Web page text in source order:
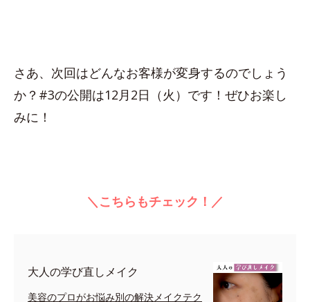
さあ、次回はどんなお客様が変身するのでしょう
か？#3の公開は12月2日（火）です！ぜひお楽し
みに！
＼こちらもチェック！／
大人の学び直しメイク
美容のプロがお悩み別の解決メイクテク